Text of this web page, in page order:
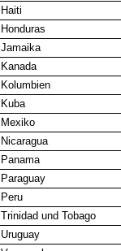
Haiti
Honduras
Jamaika
Kanada
Kolumbien
Kuba
Mexiko
Nicaragua
Panama
Paraguay
Peru
Trinidad und Tobago
Uruguay